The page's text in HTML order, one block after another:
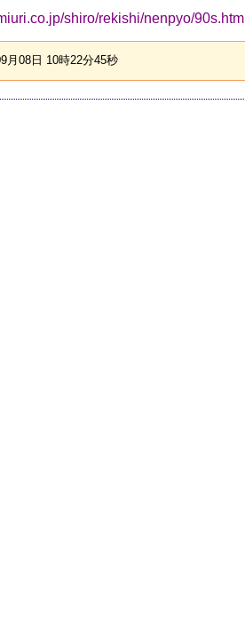
shiro/rekishi/nenpyo/90s.html
月08日 10時22分45秒